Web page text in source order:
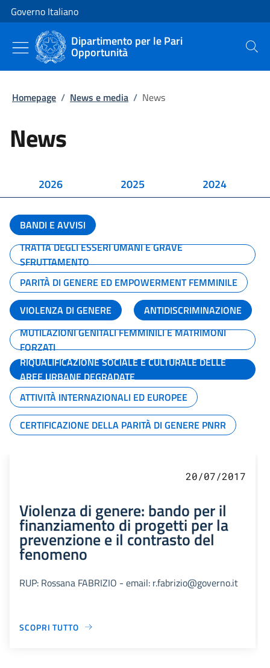
Vai al contenuto
Vai alla navigazione del sito
Governo Italiano
Dipartimento per le Pari
Opportunità Cerca
Homepage / News e media / News
News
2026 2025 2024
BANDI E AVVISI
TRATTA DEGLI ESSERI UMANI E GRAVE
SFRUTTAMENTO
PARITÀ DI GENERE ED EMPOWERMENT FEMMINILE
VIOLENZA DI GENERE
ANTIDISCRIMINAZIONE
MUTILAZIONI GENITALI FEMMINILI E MATRIMONI
FORZATI
RIQUALIFICAZIONE SOCIALE E CULTURALE DELLE
AREE URBANE DEGRADATE
ATTIVITÀ INTERNAZIONALI ED EUROPEE
CERTIFICAZIONE DELLA PARITÀ DI GENERE PNRR
20/07/2017
Violenza di genere: bando per il
finanziamento di progetti per la
prevenzione e il contrasto del
fenomeno
RUP: Rossana FABRIZIO - email: r.fabrizio@governo.it
SCOPRI TUTTO